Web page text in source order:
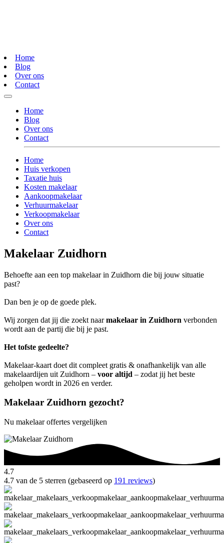
Home
Blog
Over ons
Contact
Home
Blog
Over ons
Contact
Home
Huis verkopen
Taxatie huis
Kosten makelaar
Aankoopmakelaar
Verhuurmakelaar
Verkoopmakelaar
Over ons
Contact
Makelaar Zuidhorn
Behoefte aan een top makelaar in Zuidhorn die bij jouw situatie
past?
Dan ben je op de goede plek.
Wij zorgen dat jij die zoekt naarmakelaar in Zuidhorn verbonden
wordt aan de partij die bij je past.
Het tofste gedeelte?
Makelaar-kaart doet dit compleet gratis & onafhankelijk van alle
makelaardijen uit Zuidhorn – voor altijd – zodat jij het beste
geholpen wordt in 2026 en verder.
Makelaar Zuidhorn gezocht?
Nu makelaar offertes vergelijken
4.7
4.7 van de 5 sterren (gebaseerd op 191 reviews)